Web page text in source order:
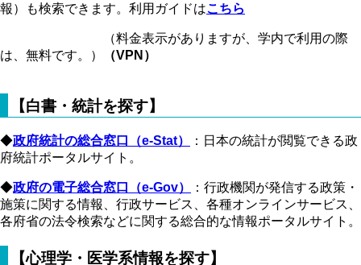
報）も検索できます。利用ガイドはこちら
（料金表示がありますが、学内で利用の際
は、無料です。）
（VPN）
【白書・統計を探す】
◆政府統計の総合窓口（e-Stat）
：日本の統計が閲覧できる政
府統計ポータルサイト。
◆政府の電子総合窓口（e-Gov）
：行政機関が発信する政策・
施策に関する情報、行政サービス、各種オンラインサービス、
各府省の法令検索などに関する総合的な情報ポータルサイト。
【心理学・医学系情報を探す】